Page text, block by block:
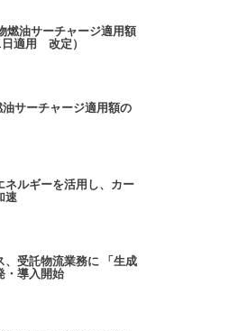
燃油サーチャージ適用額
適用 改定）
サーチャージ適用額の
ルギーを活用し、カー
速
、受託物流業務に 「生成
・導入開始